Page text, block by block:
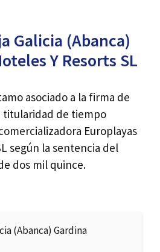
Galicia (Abanca)
Y Resorts SL
asociado a la firma de
titularidad de tiempo
Europlayas
según la sentencia del
dos mil quince.
(Abanca) Gardina